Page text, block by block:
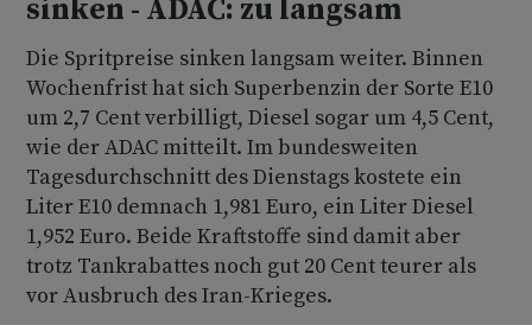
sinken - ADAC: zu langsam
Die Spritpreise sinken langsam weiter. Binnen
Wochenfrist hat sich Superbenzin der Sorte E10
um 2,7 Cent verbilligt, Diesel sogar um 4,5 Cent,
wie der ADAC mitteilt. Im bundesweiten
Tagesdurchschnitt des Dienstags kostete ein
Liter E10 demnach 1,981 Euro, ein Liter Diesel
1,952 Euro. Beide Kraftstoffe sind damit aber
trotz Tankrabattes noch gut 20 Cent teurer als
vor Ausbruch des Iran-Krieges.